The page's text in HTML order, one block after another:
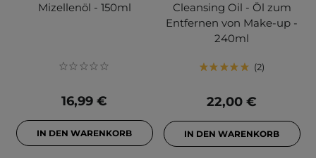
Mizellenöl - 150ml
16,99 €
IN DEN WARENKORB
Cleansing Oil - Öl zum
Entfernen von Make-up -
240ml
2
22,00 €
IN DEN WARENKORB